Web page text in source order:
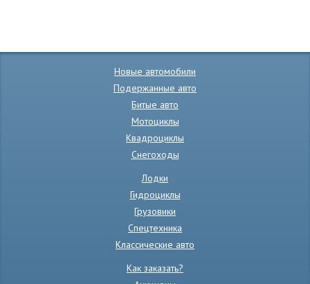
Новые автомобили
Подержанные авто
Битые авто
Мотоциклы
Квадроциклы
Снегоходы
Лодки
Гидроциклы
Грузовики
Спецтехника
Классические авто
Как заказать?